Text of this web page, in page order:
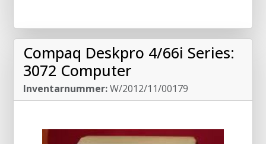
Compaq Deskpro 4/66i Series:
3072 Computer
Inventarnummer:W/2012/11/00179